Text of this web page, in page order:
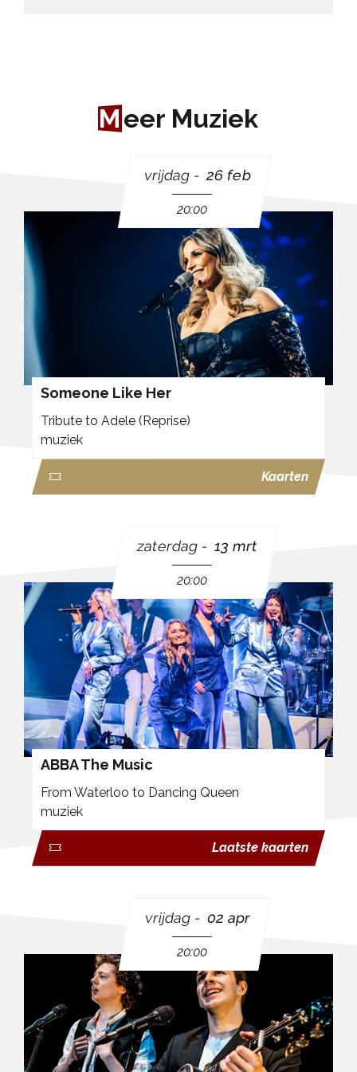
Meer Muziek
vrijdag 26 feb
20:00
Someone Like Her
Tribute to Adele (Reprise)
muziek
Kaarten
zaterdag 13 mrt
20:00
ABBA The Music
From Waterloo to Dancing Queen
muziek
Laatste kaarten
vrijdag 02 apr
20:00